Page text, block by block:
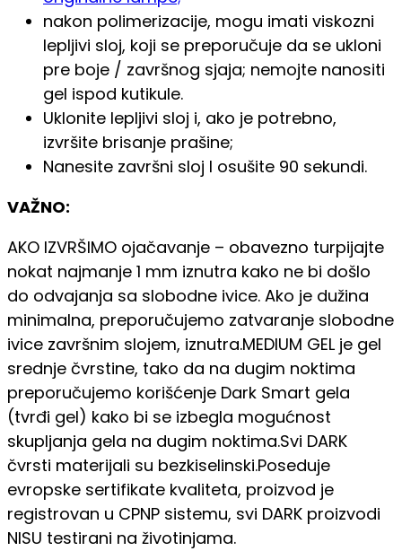
nakon polimerizacije, mogu imati viskozni
lepljivi sloj, koji se preporučuje da se ukloni
pre boje / završnog sjaja; nemojte nanositi
gel ispod kutikule.
Uklonite lepljivi sloj i, ako je potrebno,
izvršite brisanje prašine;
Nanesite završni sloj I osušite 90 sekundi.
VAŽNO:
AKO IZVRŠIMO ojačavanje – obavezno turpijajte
nokat najmanje 1 mm iznutra kako ne bi došlo
do odvajanja sa slobodne ivice. Ako je dužina
minimalna, preporučujemo zatvaranje slobodne
ivice završnim slojem, iznutra.MEDIUM GEL je gel
srednje čvrstine, tako da na dugim noktima
preporučujemo korišćenje Dark Smart gela
(tvrđi gel) kako bi se izbegla mogućnost
skupljanja gela na dugim noktima.Svi DARK
čvrsti materijali su bezkiselinski.Poseduje
evropske sertifikate kvaliteta, proizvod je
registrovan u CPNP sistemu, svi DARK proizvodi
NISU testirani na životinjama.